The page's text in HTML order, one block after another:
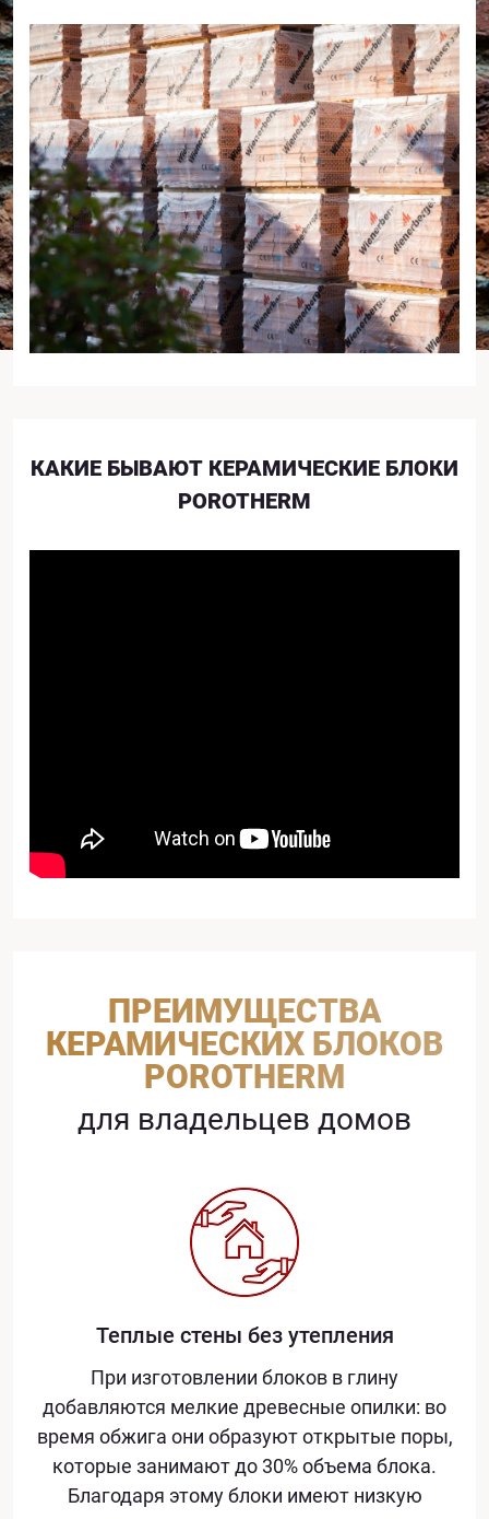
КАКИЕ БЫВАЮТ КЕРАМИЧЕСКИЕ БЛОКИ
POROTHERM
ПРЕИМУЩЕСТВА
КЕРАМИЧЕСКИХ БЛОКОВ
POROTHERM
для владельцев домов
Теплые стены без утепления
При изготовлении блоков в глину
добавляются мелкие древесные опилки: во
время обжига они образуют открытые поры,
которые занимают до 30% объема блока.
Благодаря этому блоки имеют низкую